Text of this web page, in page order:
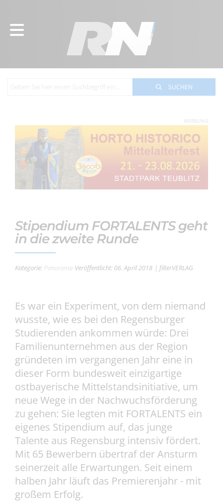
SUCHEN
WERBUNG
Stipendium FORTALENTS geht
in die zweite Runde
Kategorie: Panorama Veröffentlicht: 06. April 2018 | filterVERLAG
Es war ein Experiment, von dem niemand
wusste, wie es bei den Regensburger
Studierenden ankommen würde: Drei
Familienunternehmen aus der Region
gründeten im vergangenen Jahr eine in
dieser Form bundesweit einzigartige
ostbayerische Mittelstandsinitiative, um
neue Wege in der Nachwuchsförderung
zu gehen: Sie legten mit FORTALENTS ein
eigenes Stipendium auf, das junge
Talente aus Regensburg intensiv fördert.
Mit 65 Bewerbern übertraf der Ansturm
seinerzeit alle Erwartungen. Seit einem
halben Jahr läuft das Premierenjahr - mit
großem Erfolg.